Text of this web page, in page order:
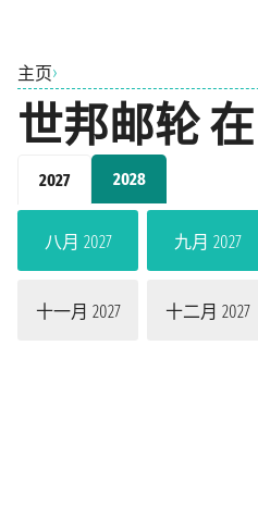
主页›
世邦邮轮
2027 2028
八月 2027 九月 2027
十一月 2027 十二月 2027